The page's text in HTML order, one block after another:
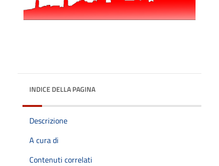
INDICE DELLA PAGINA
Descrizione
A cura di
Contenuti correlati